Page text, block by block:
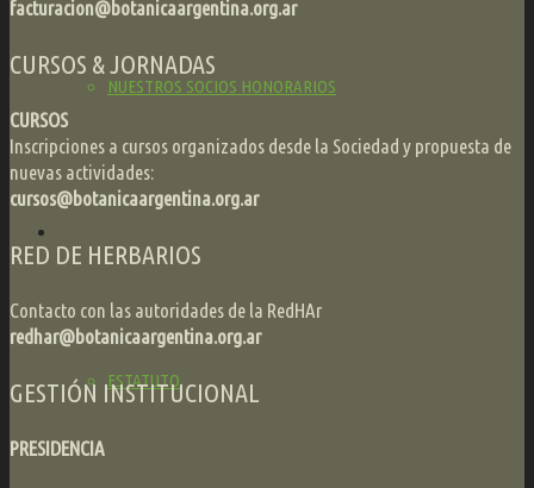
NUESTROS SOCIOS HONORARIOS
ESTATUTO
facturacion@botanicaargentina.org.ar
CURSOS & JORNADAS
CURSOS
Inscripciones a cursos organizados desde la Sociedad y propuesta de
nuevas actividades:
cursos@botanicaargentina.org.ar
RED DE HERBARIOS
Contacto con las autoridades de la RedHAr
redhar@botanicaargentina.org.ar
GESTIÓN INSTITUCIONAL
PRESIDENCIA